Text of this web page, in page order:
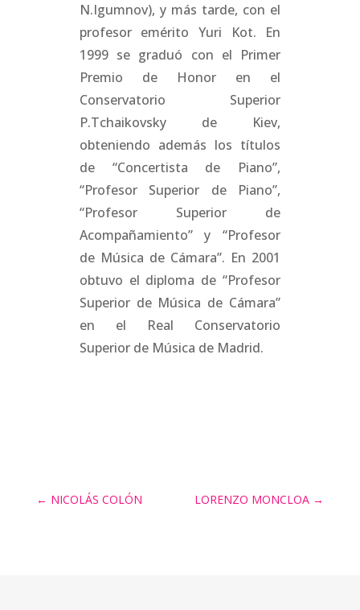
N.Igumnov), y más tarde, con el
profesor emérito Yuri Kot. En
1999 se graduó con el Primer
Premio de Honor en el
Conservatorio Superior
P.Tchaikovsky de Kiev,
obteniendo además los títulos
de “Concertista de Piano”,
“Profesor Superior de Piano”,
“Profesor Superior de
Acompañamiento” y “Profesor
de Música de Cámara”. En 2001
obtuvo el diploma de “Profesor
Superior de Música de Cámara”
en el Real Conservatorio
Superior de Música de Madrid.
← NICOLÁS COLÓN LORENZO MONCLOA →